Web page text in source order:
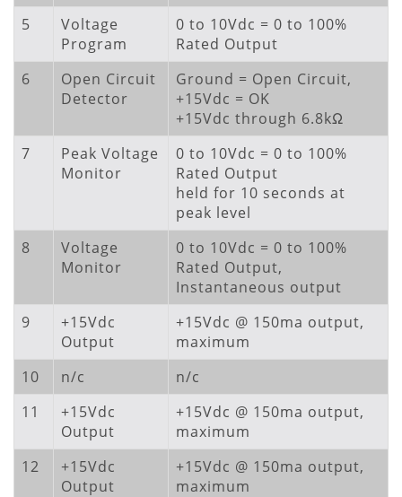
5
Voltage
Program
0 to 10Vdc = 0 to 100%
Rated Output
6
Open Circuit
Detector
Ground = Open Circuit,
+15Vdc = OK
+15Vdc through 6.8kΩ
7
Peak Voltage
Monitor
0 to 10Vdc = 0 to 100%
Rated Output
held for 10 seconds at
peak level
8
Voltage
Monitor
0 to 10Vdc = 0 to 100%
Rated Output,
Instantaneous output
9
+15Vdc
Output
+15Vdc @ 150ma output,
maximum
10
n/c
n/c
11
+15Vdc
Output
+15Vdc @ 150ma output,
maximum
12
+15Vdc
Output
+15Vdc @ 150ma output,
maximum